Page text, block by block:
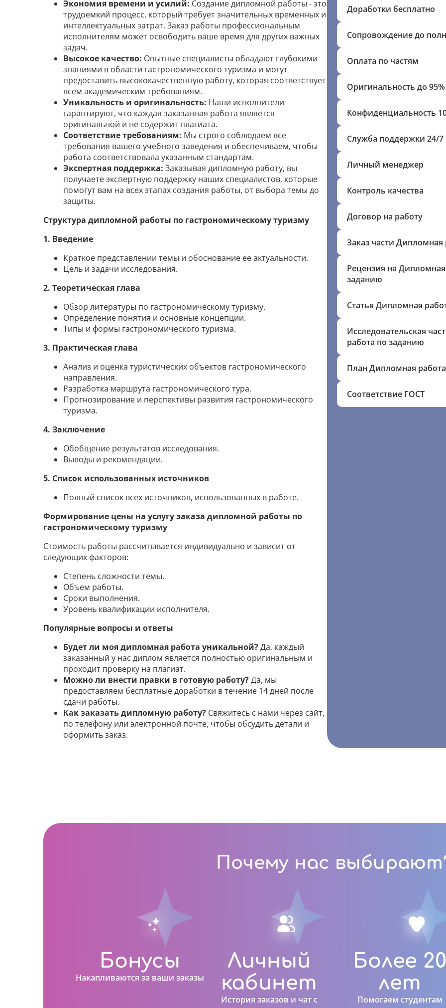
Экономия времени и усилий: Создание дипломной работы - это
трудоемкий процесс, который требует значительных временных и
интеллектуальных затрат. Заказ работы профессиональным
исполнителям может освободить ваше время для других важных
задач.
Высокое качество: Опытные специалисты обладают глубокими
знаниями в области гастрономического туризма и могут
предоставить высококачественную работу, которая соответствует
всем академическим требованиям.
Уникальность и оригинальность: Наши исполнители
гарантируют, что каждая заказанная работа является
оригинальной и не содержит плагиата.
Соответствие требованиям: Мы строго соблюдаем все
требования вашего учебного заведения и обеспечиваем, чтобы
работа соответствовала указанным стандартам.
Экспертная поддержка: Заказывая дипломную работу, вы
получаете экспертную поддержку наших специалистов, которые
помогут вам на всех этапах создания работы, от выбора темы до
защиты.
Структура дипломной работы по гастрономическому туризму
1. Введение
Краткое представлении темы и обоснование ее актуальности.
Цель и задачи исследования.
2. Теоретическая глава
Обзор литературы по гастрономическому туризму.
Определение понятия и основные концепции.
Типы и формы гастрономического туризма.
3. Практическая глава
Анализ и оценка туристических объектов гастрономического
направления.
Разработка маршрута гастрономического тура.
Прогнозирование и перспективы развития гастрономического
туризма.
4. Заключение
Обобщение результатов исследования.
Выводы и рекомендации.
5. Список использованных источников
Полный список всех источников, использованных в работе.
Формирование цены на услугу заказа дипломной работы по
гастрономическому туризму
Стоимость работы рассчитывается индивидуально и зависит от
следующих факторов:
Степень сложности темы.
Объем работы.
Сроки выполнения.
Уровень квалификации исполнителя.
Популярные вопросы и ответы
Будет ли моя дипломная работа уникальной?Да, каждый
заказанный у нас диплом является полностью оригинальным и
проходит проверку на плагиат.
Можно ли внести правки в готовую работу?Да, мы
предоставляем бесплатные доработки в течение 14 дней после
сдачи работы.
Как заказать дипломную работу? Свяжитесь с нами через сайт,
по телефону или электронной почте, чтобы обсудить детали и
оформить заказ.
Доработки бесплатно
Сопровождение до
Оплата по частям
Оригинальность до 95%
Конфиденциальность
Служба поддержки 24/7
Личный менеджер
Контроль качества
Договор на работу
Заказ части Дипломная
Рецензия на
заданию
Статья Дипломная
Исследовательская
работа по заданию
План Дипломная работа
Соответствие ГОСТ
Почему нас
Бонусы
Накапливаются за ваши заказы
Личный
кабинет
История заказов и чат с
Более
лет
Помогаем студентам